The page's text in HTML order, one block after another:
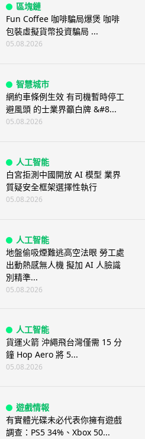
區塊鏈
Fun Coffee 咖啡騙局爆煲 咖啡
包裝虛擬貨幣投資騙局 ...
05.08.2026
智慧城市
網約車條例生效 有司機暫時停工
避風頭 的士業界籲白牌 &#8...
05.08.2026
人工智能
白宮拒測中國開放 AI 模型 業界
質疑安全框架選擇性執行
05.08.2026
人工智能
地盤偷吸煙難逃高空法眼 勞工處
出動熱感無人機 擬加 AI 人臉識
別精準...
05.08.2026
人工智能
貨運火箭 沖繩飛台灣僅需 15 分
鐘 Hop Aero 將 5...
05.08.2026
遊戲情報
有實體光碟未必代表你擁有遊戲
調查：PS5 34%、Xbox 50...